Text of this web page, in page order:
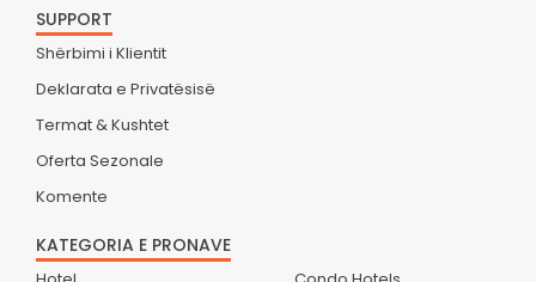
SUPPORT
Shërbimi i Klientit
Deklarata e Privatësisë
Termat & Kushtet
Oferta Sezonale
Komente
KATEGORIA E PRONAVE